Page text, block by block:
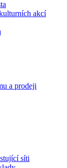
akcí
a prodeji
síti